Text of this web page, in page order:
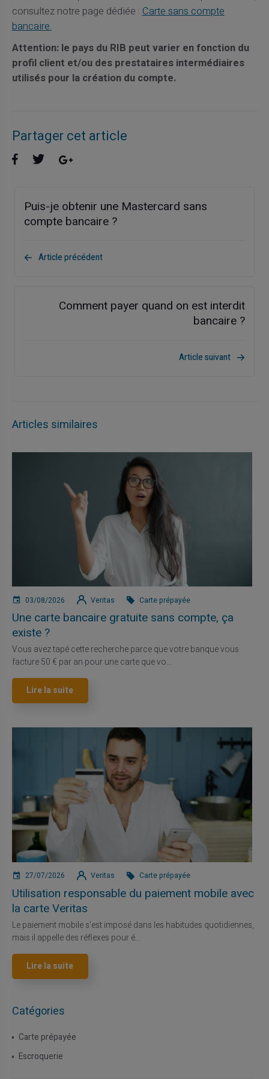
consultez notre page dédiée :Carte sans compte
bancaire.
Attention: le pays du RIB peut varier en fonction du
profil client et/ou des prestataires intermédiaires
utilisés pour la création du compte.
Partager cet article
Puis-je obtenir une Mastercard sans
compte bancaire ?
Article précédent
Comment payer quand on est interdit
bancaire ?
Article suivant
Articles similaires
03/08/2026 Veritas Carte prépayée
Une carte bancaire gratuite sans compte, ça
existe ?
Vous avez tapé cette recherche parce que votre banque vous
facture 50 € par an pour une carte que vo...
Lire la suite
27/07/2026 Veritas Carte prépayée
Utilisation responsable du paiement mobile avec
la carte Veritas
Le paiement mobile s'est imposé dans les habitudes quotidiennes,
mais il appelle des réflexes pour é...
Lire la suite
Catégories
Carte prépayée
Escroquerie